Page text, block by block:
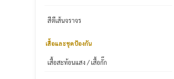
สีตีเส้นจราจร
เสื้อและชุดป้องกัน
เสื้อสะท้อนแสง / เสื้อกั๊ก